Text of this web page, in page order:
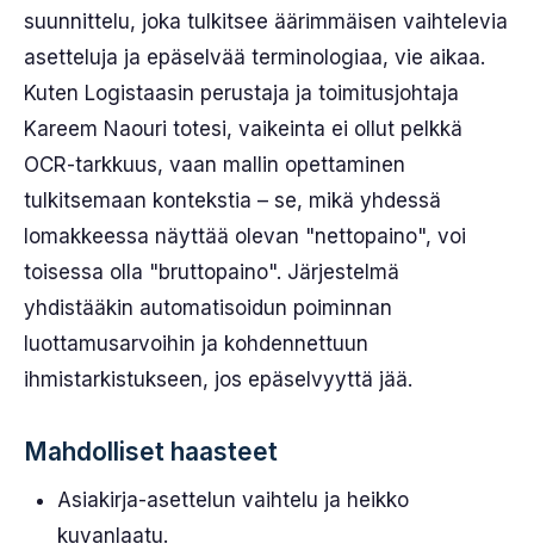
suunnittelu, joka tulkitsee äärimmäisen vaihtelevia
asetteluja ja epäselvää terminologiaa, vie aikaa.
Kuten Logistaasin perustaja ja toimitusjohtaja
Kareem Naouri totesi, vaikeinta ei ollut pelkkä
OCR-tarkkuus, vaan mallin opettaminen
tulkitsemaan kontekstia – se, mikä yhdessä
lomakkeessa näyttää olevan "nettopaino", voi
toisessa olla "bruttopaino". Järjestelmä
yhdistääkin automatisoidun poiminnan
luottamusarvoihin ja kohdennettuun
ihmistarkistukseen, jos epäselvyyttä jää.
Mahdolliset haasteet
Asiakirja-asettelun vaihtelu ja heikko
kuvanlaatu.